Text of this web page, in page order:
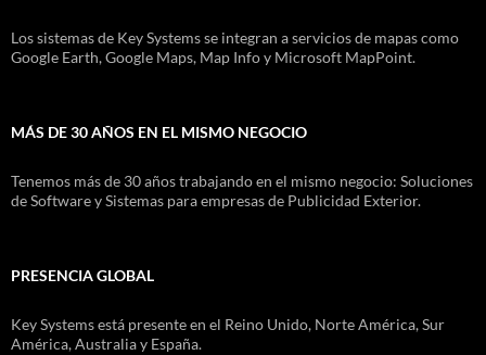
Los sistemas de Key Systems se integran a servicios de mapas como
Google Earth, Google Maps, Map Info y Microsoft MapPoint.
MÁS DE 30 AÑOS EN EL MISMO NEGOCIO
Tenemos más de 30 años trabajando en el mismo negocio: Soluciones
de Software y Sistemas para empresas de Publicidad Exterior.
PRESENCIA GLOBAL
Key Systems está presente en el Reino Unido, Norte América, Sur
América, Australia y España.